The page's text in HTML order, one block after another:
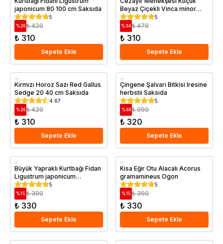
japonicum 80 100 cm Saksıda
5
%26 ₺ 420
₺ 310
Sepete Ekle
Beyaz Çiçekli Vinca minor
Alba
5
%34 ₺ 470
₺ 310
Sepete Ekle
Saksıda
Kırmızı Horoz Sazı Red Gallus
Sedge 20 40 cm Saksıda
4.67
%26 ₺ 420
₺ 310
Sepete Ekle
Saksıda
Çingene Şalvarı Bitkisi Iresine
herbstii Saksıda
5
% 68 ₺ 990
₺ 320
Sepete Ekle
Saksıda
Büyük Yapraklı Kurtbağı Fidan
Ligustrum japonicum
Texanum 30 50 cm Saksıda
5
%15 ₺ 390
₺ 330
Sepete Ekle
Saksıda
Kısa Eğir Otu Alacalı Acorus
gramamineus Ogon
5
%15 ₺ 390
₺ 330
Sepete Ekle